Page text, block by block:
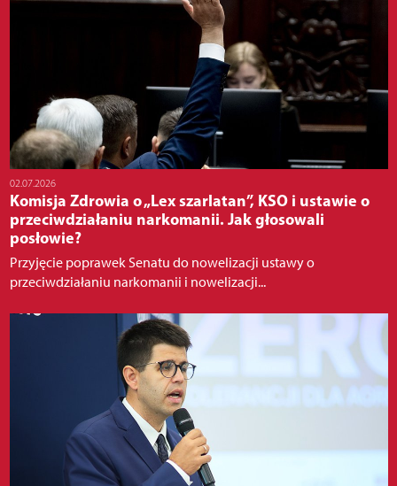
02.07.2026
Komisja Zdrowia o „Lex szarlatan”, KSO i ustawie o
przeciwdziałaniu narkomanii. Jak głosowali
posłowie?
Przyjęcie poprawek Senatu do nowelizacji ustawy o
przeciwdziałaniu narkomanii i nowelizacji...